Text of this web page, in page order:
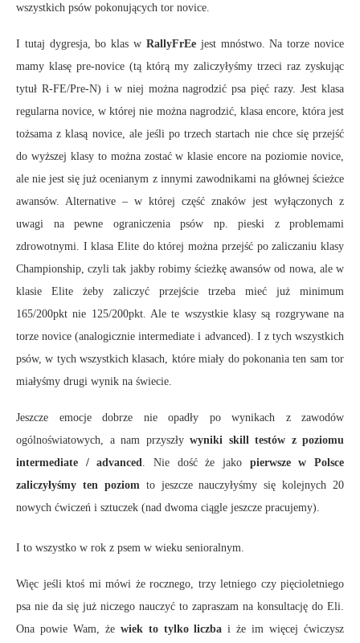
wszystkich psów pokonujących tor novice.
I tutaj dygresja, bo klas w RallyFrEejest mnóstwo. Na torze novice
mamy klasę pre-novice (tą którą my zaliczyłyśmy trzeci raz zyskując
tytuł R-FE/Pre-N) i w niej można nagrodzić psa pięć razy. Jest klasa
regularna novice, w której nie można nagrodzić, klasa encore, która jest
tożsama z klasą novice, ale jeśli po trzech startach nie chce się przejść
do wyższej klasy to można zostać w klasie encore na poziomie novice,
ale nie jest się już ocenianym z innymi zawodnikami na głównej ścieżce
awansów. Alternative – w której część znaków jest wyłączonych z
uwagi na pewne ograniczenia psów np. pieski z problemami
zdrowotnymi. I klasa Elite do której można przejść po zaliczaniu klasy
Championship, czyli tak jakby robimy ścieżkę awansów od nowa, ale w
klasie Elite żeby zaliczyć przejście trzeba mieć już minimum
165/200pkt nie 125/200pkt. Ale te wszystkie klasy są rozgrywane na
torze novice (analogicznie intermediate i advanced). I z tych wszystkich
psów, w tych wszystkich klasach, które miały do pokonania ten sam tor
miałyśmy drugi wynik na świecie.
Jeszcze emocje dobrze nie opadły po wynikach z zawodów
ogólnoświatowych, a nam przyszły wyniki skill testów z poziomu
intermediate / advanced. Nie dość że jako pierwsze w Polsce
zaliczyłyśmy ten poziomto jeszcze nauczyłyśmy się kolejnych 20
nowych ćwiczeń i sztuczek (nad dwoma ciągle jeszcze pracujemy).
I to wszystko w rok z psem w wieku senioralnym.
Więc jeśli ktoś mi mówi że rocznego, trzy letniego czy pięcioletniego
psa nie da się już niczego nauczyć to zapraszam na konsultację do Eli.
Ona powie Wam, że wiek to tylko liczba i że im więcej ćwiczysz